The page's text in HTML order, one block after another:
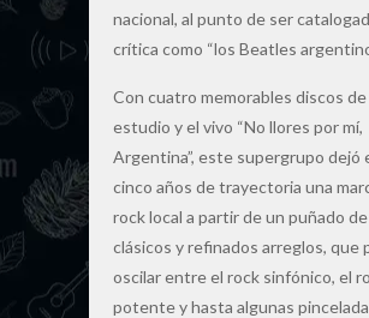
nacional, al punto de ser
crítica como “los Beatles
Con cuatro memorables discos de
estudio y el vivo “No llores por mí,
Argentina”, este supergrupo dejó
cinco años de trayectoria una
rock local a partir de un puñado de
clásicos y refinados arreglos, que
oscilar entre el rock sinfónico, el
potente y hasta algunas